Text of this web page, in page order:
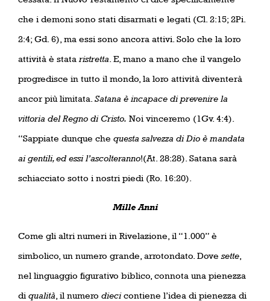
che i demoni sono stati disarmati e legati (Cl. 2:15; 2Pi.
2:4; Gd. 6), ma essi sono ancora attivi. Solo che la loro
attività è stata ristretta . E, mano a mano che il vangelo
progredisce in tutto il mondo, la loro attività diventerà
ancor più limitata. Satana è incapace di prevenire la
vittoria del Regno di Cristo. Noi vinceremo (1Gv. 4:4).
“Sappiate dunque che questa salvezza di Dio è mandata
ai gentili, ed essi l’ascolteranno!(At. 28:28). Satana sarà
schiacciato sotto i nostri piedi (Ro. 16:20).
Mille Anni
Come gli altri numeri in Rivelazione, il “1.000” è
simbolico, un numero grande, arrotondato. Dove sette
nel linguaggio figurativo biblico, connota una pienezza
di qualità , il numero diecicontiene l’idea di pienezza di